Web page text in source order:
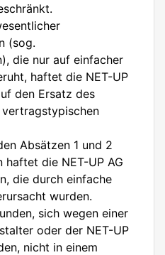
(sog.
die nur auf einfacher
haftet die NET-UP
den Ersatz des
Absätzen 1 und 2
haftet die NET-UP AG
die durch einfache
wurden.
sich wegen einer
oder der NET-UP
nicht in einem